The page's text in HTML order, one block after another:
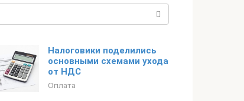
Налоговики поделились
основными схемами ухода
от НДС
Оплата